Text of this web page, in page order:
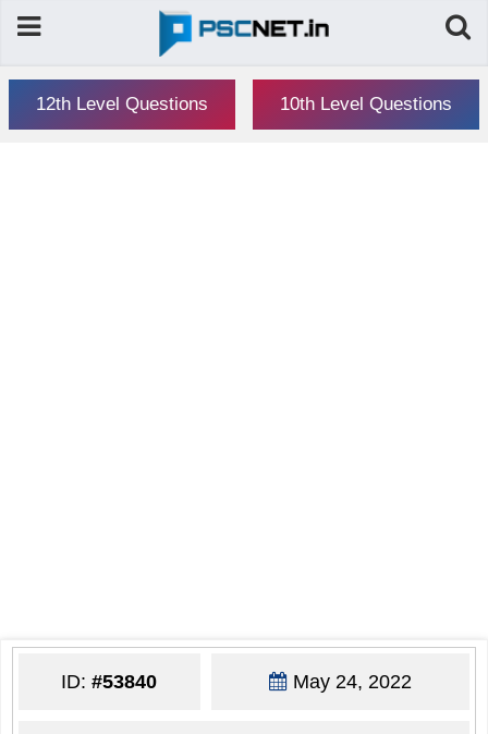
12th Level Questions 10th Level Questions
ID:#53840 May 24, 2022